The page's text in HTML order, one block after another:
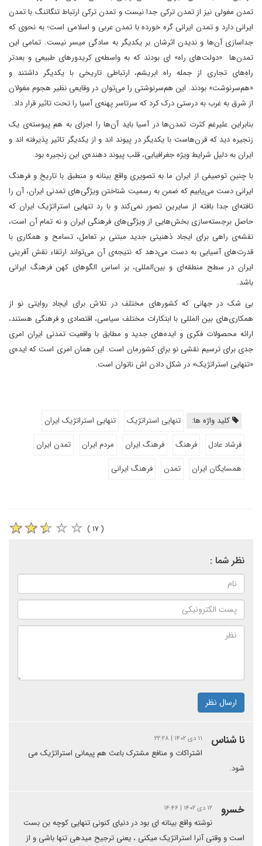
تمدن مغولی نیز از تمدن ترکی جدا نیست و تمدن ترکی ارتباط تنگاتنگ با تمدن
ایرانی دارد و تمدن ایرانی گره خورده با تمدن عربی و اسلامی است؛ به نحوی که
جداسازی آن‌ها و ندیدن اثرشان بر یکدیگر به سادگی میسر نیست. تمامی این
تمدن‌ها «دولت‌های راه» ای بودند که به واسطه‌ی کریدورهای طبیعی و بعدتر
راه‌های تجاری از جمله راه ابریشم، ارتباطی تاریخی با یکدیگر داشتند و
«هم‌سرنوشت» بودند. این هم‌سرنوشتی را می‌توان در وقایعی نظیر هجوم مغولان
از شرق به غرب به درستی درک کرد که سرتاسر پهنه‌ی آسیا را تحت تاثیر قرار داد.
بنابراین علیرغم کثرت تمدن‌ها در آسیا باید آن‌ها را اجزای به هم پیوسته‌ی یک
زنجیره دید که قرن‌هاست با یکدیگر در پیوند اند و از یکدیگر تاثیر پذیرفته اند و
ایران به دلیل شرایط ویژه جغرافیایی، قلب پیوند دهنده‌ی این زنجیره بود.
با چنین توصیفی از ایران ما به تصویری واقع بینانه و منطبق با تاریخ و فرهنگ
ایرانی دست می‌یابیم که ضمن به رسمیت شناختن ویژگی‌های تمدنی ایران، آن را
تافته‌ای جدا بافته از سایرین تصور نمی‌کند و با رد تنهایی استراتژیک ایران که
حاصل برجسته‌سازی بخش‌هایی از ویژگی‌های فرهنگی ایران و نه تمام آن است،
نقشه‌ی راهی برای ایجاد ذهنیتی جدید مبتنی بر تعامل، تسامح و همکاری با
قدرت‌های آسیایی به دست می‌دهد که نتیجه‌ی آن می‌‌تواند ارتقاء نقش آفرینی
ایران در سطح منطقه‌ای و بین‌المللی، بر اساس الگوهای کهن فرهنگ ایرانی
باشد.
بی شک در جهانی که کشور‌های مختلف در تلاش برای ایجاد روایتی نو از
همکاری‌های بین المللی با ابتکارات مختلف سیاسی، اقتصادی و فرهنگی هستند،
ارائه محصولات فکری و ایده‌های جدید و مطابق با واقعیت تمدنی ایران امری
جدی برای ترسیم نقشی نو برای کشورمان است. این همان امری است که ایده‌ی
«تنهایی استراتژیک» در شکل دادن اش ناتوان است.
کلید واژه ها: تنهایی استراتژیک
تنهایی استراتژیک ایران
فرشاد عادل
فرهنگ فرهنگ ایران مردم ایران
تمدن ایران
همسایگان ایران
تمدن فرهنگ ایرانی
( ۱۷ )
نظر شما :
ارسال نظر
نا شناس ۱۱ دی ۱۴۰۲ | ۲۲:۲۸
اشتراکات و منافع مشترک باعث هم پیمانی استراتژیک می
شود.
خسرو ۱۲ دی ۱۴۰۲ | ۱۴:۴۶
نوشته واقع بینانه ای بود در دنیای کنونی تنهایی کوچه بن بست
است و وقتی آنرا استراتژیک میکنی ، یعنی ترجیح میدهی تنها باشی و از